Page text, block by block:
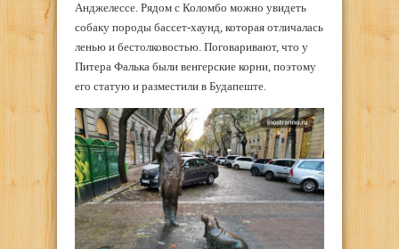
Анджелессе. Рядом с Коломбо можно увидеть
собаку породы бассет-хаунд, которая отличалась
ленью и бестолковостью. Поговаривают, что у
Питера Фалька были венгерские корни, поэтому
его статую и разместили в Будапеште.